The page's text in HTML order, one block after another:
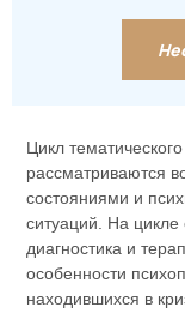
Цикл
рассматриваются
состояниями и
ситуаций. На
диагностика и
особенности
находившихся в